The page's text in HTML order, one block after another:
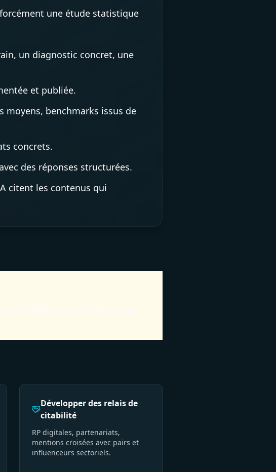
une étude statistique
un diagnostic concret, une
et publiée.
moyens, benchmarks issus de
concrets.
des réponses structurées.
citent les contenus qui
Développer des relais de
citabilité
RP digitales, partenariats,
mentions croisées avec pairs et
influenceurs sectoriels.